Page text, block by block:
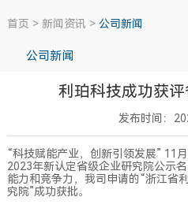
首页 > 新闻资讯 > 公司新闻
公司新闻
利珀科技成功获
发布时间：
“科技赋能产业，创新引领发展” 11
2023年新认定省级企业研究院公示
能力和竞争力，我司申请的“浙江省
究院”成功获批。